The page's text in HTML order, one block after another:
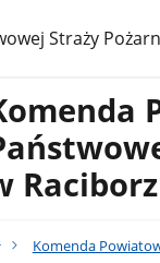
Straży
Komenda